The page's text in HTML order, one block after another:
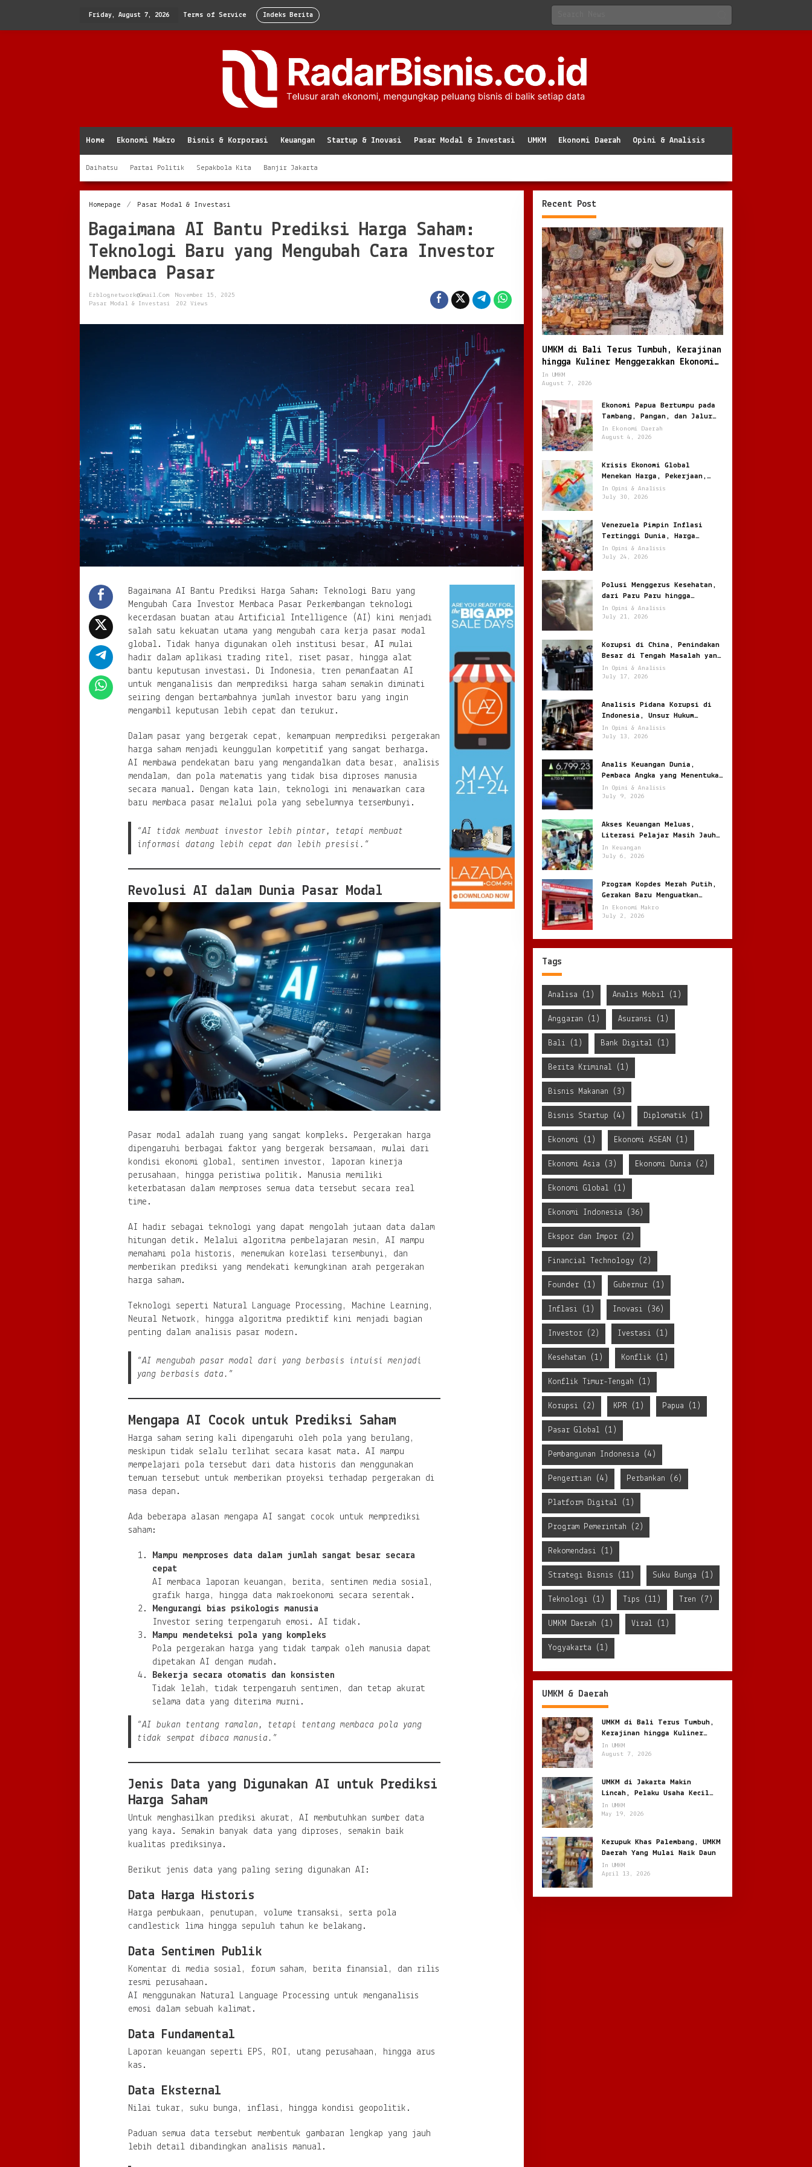
Friday, August 7, 2026 Terms of Service Indeks Berita
Home Ekonomi Makro Bisnis & Korporasi Keuangan Startup & Inovasi Pasar Modal & Investasi UMKM Ekonomi Daerah Opini & Analisis
Daihatsu Partai Politik Sepakbola Kita Banjir Jakarta
Homepage / Pasar Modal & Investasi
Bantu
Prediksi
Harga
Saham:
yang
Investor
Bagaimana AI Bantu Prediksi Harga Saham:
Teknologi Baru yang Mengubah Cara Investor
Membaca Pasar
Ezblognetwork@gmail.com
November 15, 2025
Pasar Modal & Investasi
202 Views
Bagaimana AI Bantu Prediksi Harga Saham: Teknologi Baru yang
Mengubah Cara Investor Membaca Pasar Perkembangan teknologi
kecerdasan buatan atau Artificial Intelligence (AI) kini menjadi
salah satu kekuatan utama yang mengubah cara kerja pasar modal
global. Tidak hanya digunakan oleh institusi besar, AI mulai
hadir dalam aplikasi trading ritel, riset pasar, hingga alat
bantu keputusan investasi. Di Indonesia, tren pemanfaatan AI
untuk menganalisis dan memprediksi harga saham semakin diminati
seiring dengan bertambahnya jumlah investor baru yang ingin
mengambil keputusan lebih cepat dan terukur.
Dalam pasar yang bergerak cepat, kemampuan memprediksi pergerakan
harga saham menjadi keunggulan kompetitif yang sangat berharga.
AI membawa pendekatan baru yang mengandalkan data besar, analisis
mendalam, dan pola matematis yang tidak bisa diproses manusia
secara manual. Dengan kata lain, teknologi ini menawarkan cara
baru membaca pasar melalui pola yang sebelumnya tersembunyi.
“AI tidak membuat investor lebih pintar, tetapi membuat
informasi datang lebih cepat dan lebih presisi.”
Revolusi AI dalam Dunia Pasar Modal
Pasar modal adalah ruang yang sangat kompleks. Pergerakan harga
dipengaruhi berbagai faktor yang bergerak bersamaan, mulai dari
kondisi ekonomi global, sentimen investor, laporan kinerja
perusahaan, hingga peristiwa politik. Manusia memiliki
keterbatasan dalam memproses semua data tersebut secara real
time.
AI hadir sebagai teknologi yang dapat mengolah jutaan data dalam
hitungan detik. Melalui algoritma pembelajaran mesin, AI mampu
memahami pola historis, menemukan korelasi tersembunyi, dan
memberikan prediksi yang mendekati kemungkinan arah pergerakan
harga saham.
Teknologi seperti Natural Language Processing, Machine Learning,
Neural Network, hingga algoritma prediktif kini menjadi bagian
penting dalam analisis pasar modern.
“AI mengubah pasar modal dari yang berbasis intuisi menjadi
yang berbasis data.”
Mengapa AI Cocok untuk Prediksi Saham
Harga saham sering kali dipengaruhi oleh pola yang berulang,
meskipun tidak selalu terlihat secara kasat mata. AI mampu
mempelajari pola tersebut dari data historis dan menggunakan
temuan tersebut untuk memberikan proyeksi terhadap pergerakan di
masa depan.
Ada beberapa alasan mengapa AI sangat cocok untuk memprediksi
saham:
Mampu memproses data dalam jumlah sangat besar secara
cepat
AI membaca laporan keuangan, berita, sentimen media sosial,
grafik harga, hingga data makroekonomi secara serentak.
Mengurangi bias psikologis manusia
Investor sering terpengaruh emosi. AI tidak.
Mampu mendeteksi pola yang kompleks
Pola pergerakan harga yang tidak tampak oleh manusia dapat
dipetakan AI dengan mudah.
Bekerja secara otomatis dan konsisten
Tidak lelah, tidak terpengaruh sentimen, dan tetap akurat
selama data yang diterima murni.
“AI bukan tentang ramalan, tetapi tentang membaca pola yang
tidak sempat dibaca manusia.”
Jenis Data yang Digunakan AI untuk Prediksi
Harga Saham
Untuk menghasilkan prediksi akurat, AI membutuhkan sumber data
yang kaya. Semakin banyak data yang diproses, semakin baik
kualitas prediksinya.
Berikut jenis data yang paling sering digunakan AI:
Data Harga Historis
Harga pembukaan, penutupan, volume transaksi, serta pola
candlestick lima hingga sepuluh tahun ke belakang.
Data Sentimen Publik
Komentar di media sosial, forum saham, berita finansial, dan rilis
resmi perusahaan.
AI menggunakan Natural Language Processing untuk menganalisis
emosi dalam sebuah kalimat.
Data Fundamental
Laporan keuangan seperti EPS, ROI, utang perusahaan, hingga arus
kas.
Data Eksternal
Nilai tukar, suku bunga, inflasi, hingga kondisi geopolitik.
Paduan semua data tersebut membentuk gambaran lengkap yang jauh
lebih detail dibandingkan analisis manual.
Recent Post
UMKM di Bali Terus Tumbuh, Kerajinan
hingga Kuliner Menggerakkan Ekonomi
Lokal
In UMKM
August 7, 2026
Ekonomi Papua Bertumpu pada
Tambang, Pangan, dan Jalur
Perdagangan Baru
In Ekonomi Daerah
August 4, 2026
Krisis Ekonomi Global
Menekan Harga, Pekerjaan,
dan Daya Beli Masyarakat
In Opini & Analisis
July 30, 2026
Venezuela Pimpin Inflasi
Tertinggi Dunia, Harga
Melonjak Ratusan Persen
In Opini & Analisis
July 24, 2026
Polusi Menggerus Kesehatan,
dari Paru Paru hingga
Jantung
In Opini & Analisis
July 21, 2026
Korupsi di China, Penindakan
Besar di Tengah Masalah yang
Terus Berulang
In Opini & Analisis
July 17, 2026
Analisis Pidana Korupsi di
Indonesia, Unsur Hukum
hingga Pemulihan Aset
In Opini & Analisis
July 13, 2026
Analis Keuangan Dunia,
Pembaca Angka yang Menentukan
Arah Pasar Global
In Opini & Analisis
July 9, 2026
Akses Keuangan Meluas,
Literasi Pelajar Masih Jauh
Tertinggal
In Keuangan
July 6, 2026
Program Kopdes Merah Putih,
Gerakan Baru Menguatkan
Ekonomi Desa dari Akar Rumput
In Ekonomi Makro
July 2, 2026
Tags
Analisa (1) Analis Mobil (1)
Anggaran (1) Asuransi (1)
Bali (1) Bank Digital (1)
Berita Kriminal (1)
Bisnis Makanan (3)
Bisnis Startup (4) Diplomatik (1)
Ekonomi (1) Ekonomi ASEAN (1)
Ekonomi Asia (3) Ekonomi Dunia (2)
Ekonomi Global (1)
Ekonomi Indonesia (36)
Ekspor dan Impor(2)
Financial Technology(2)
Founder(1) Gubernur(1)
Inflasi (1) Inovasi (36)
Investor(2) Ivestasi (1)
Kesehatan (1) Konflik (1)
Konflik Timur-Tengah (1)
Korupsi (2) KPR (1) Papua (1)
Pasar Global (1)
Pembangunan Indonesia (4)
Pengertian (4) Perbankan (6)
Platform Digital (1)
Program Pemerintah (2)
Rekomendasi (1)
Strategi Bisnis (11) Suku Bunga (1)
Teknologi (1) Tips (11) Tren (7)
UMKM Daerah (1) Viral (1)
Yogyakarta (1)
UMKM & Daerah
UMKM di Bali Terus Tumbuh,
Kerajinan hingga Kuliner
Menggerakkan Ekonomi Lokal
In UMKM
August 7, 2026
UMKM di Jakarta Makin
Lincah, Pelaku Usaha Kecil
Berburu Peluang di Kota
Besar
In UMKM
May 19, 2026
Kerupuk Khas Palembang, UMKM
Daerah Yang Mulai Naik Daun
In UMKM
April 13, 2026